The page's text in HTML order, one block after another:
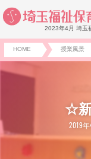
2023年4月 埼玉
HOME 授業風景
☆
2019